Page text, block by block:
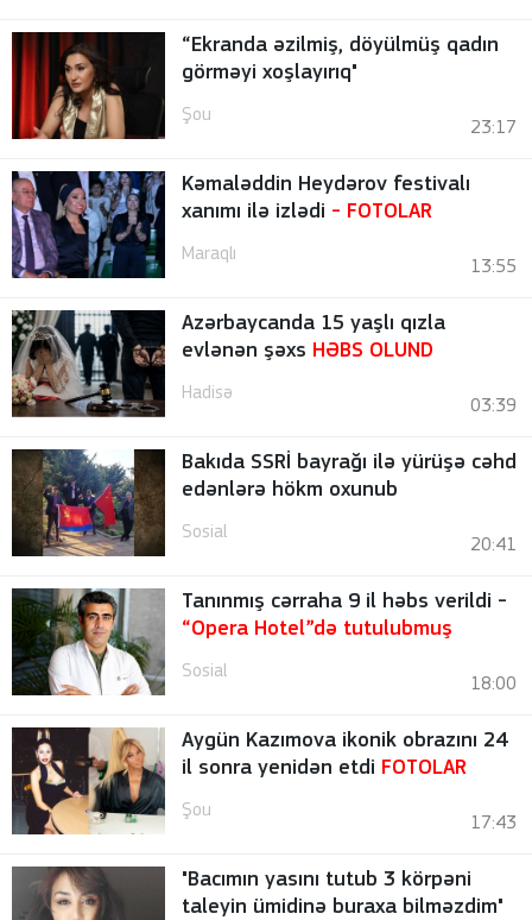
“Ekranda əzilmiş, döyülmüş qadın
görməyi xoşlayırıq"
Şou
23:17
Kəmaləddin Heydərov festivalı
xanımı ilə izlədi - FOTOLAR
Maraqlı
13:55
Azərbaycanda 15 yaşlı qızla
evlənən şəxs HƏBS OLUND
Hadisə
03:39
Bakıda SSRİ bayrağı ilə yürüşə cəhd
edənlərə hökm oxunub
Sosial
20:41
Tanınmış cərraha 9 il həbs verildi -
“Opera Hotel”də tutulubmuş
Sosial
18:00
Aygün Kazımova ikonik obrazını 24
il sonra yenidən etdi FOTOLAR
Şou
17:43
"Bacımın yasını tutub 3 körpəni
taleyin ümidinə buraxa bilməzdim"